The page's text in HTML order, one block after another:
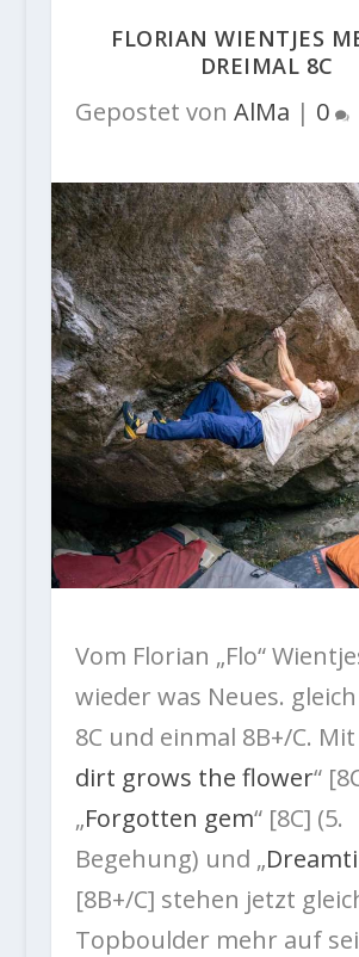
FLORIAN WIENTJES
DREIMAL 8C
Gepostet von AlMa | 0
Vom Florian „Flo“
wieder was Neues.
8C und einmal 8B+/C. Mit
dirt grows the flower“
„Forgotten gem“ [8C] (5.
Begehung) und „
[8B+/C] stehen jetzt
Topboulder mehr auf